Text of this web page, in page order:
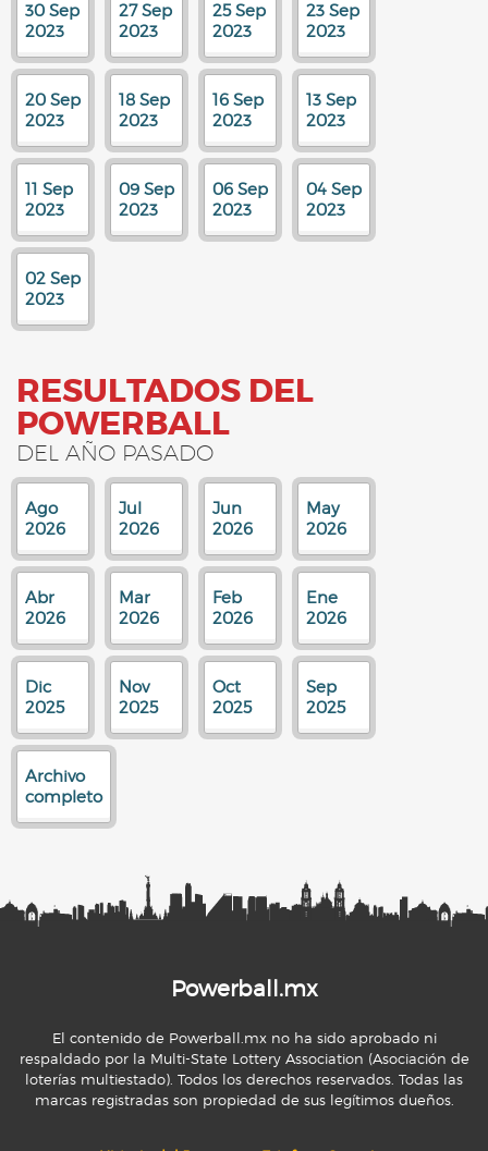
30 Sep
2023
27 Sep
2023
25 Sep
2023
23 Sep
2023
20 Sep
2023
18 Sep
2023
16 Sep
2023
13 Sep
2023
11 Sep
2023
09 Sep
2023
06 Sep
2023
04 Sep
2023
02 Sep
2023
RESULTADOS DEL
POWERBALL
DEL AÑO PASADO
Ago
2026
Jul
2026
Jun
2026
May
2026
Abr
2026
Mar
2026
Feb
2026
Ene
2026
Dic
2025
Nov
2025
Oct
2025
Sep
2025
Archivo
completo
Powerball.mx
El contenido de Powerball.mx no ha sido aprobado ni
respaldado por la Multi-State Lottery Association (Asociación de
loterías multiestado). Todos los derechos reservados. Todas las
marcas registradas son propiedad de sus legítimos dueños.